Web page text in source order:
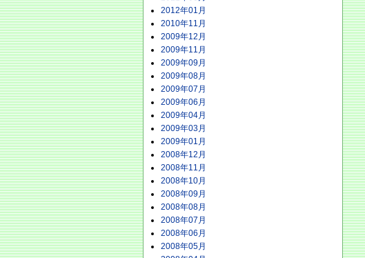
2012年01月
2010年11月
2009年12月
2009年11月
2009年09月
2009年08月
2009年07月
2009年06月
2009年04月
2009年03月
2009年01月
2008年12月
2008年11月
2008年10月
2008年09月
2008年08月
2008年07月
2008年06月
2008年05月